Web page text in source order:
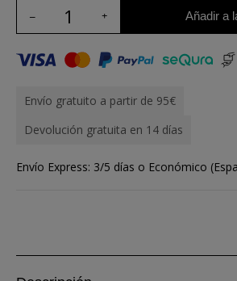
Añadir a
Envío gratuito a partir de 95€
Devolución gratuita en 14 días
Envío Express: 3/5 días o Económico